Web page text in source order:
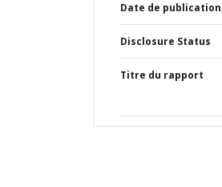
Date de publication
Disclosure Status
Titre du rapport